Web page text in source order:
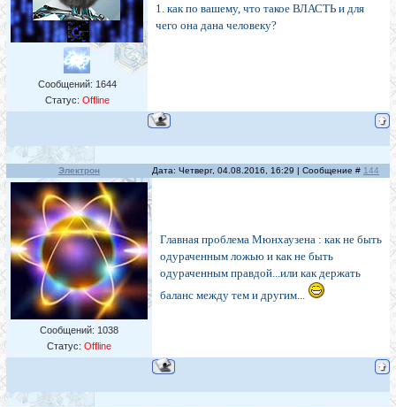
Сообщений: 1644
Статус: Offline
1. как по вашему, что такое ВЛАСТЬ и для
чего она дана человеку?
Электрон Дата: Четверг, 04.08.2016, 16:29 | Сообщение # 144
Сообщений: 1038
Статус: Offline
Главная проблема Мюнхаузена : как не быть
одураченным ложью и как не быть
одураченным правдой...или как держать
баланс между тем и другим...